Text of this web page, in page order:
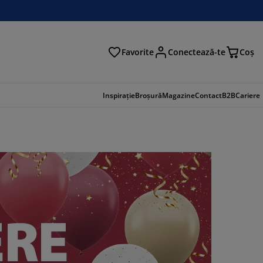
Favorite Conectează-te Coş
InspirațieBroșurăMagazineContactB2BCariere